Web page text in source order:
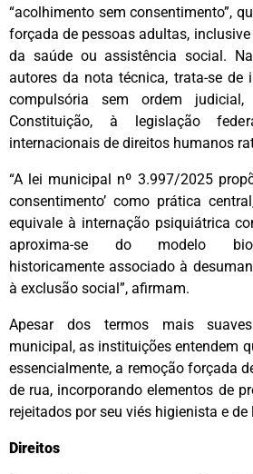
“acolhimento sem consentimento”,
forçada de pessoas adultas,
da saúde ou assistência social.
autores da nota técnica, trata-se de
compulsória sem ordem
Constituição, à legislação
internacionais de direitos humanos
“A lei municipal nº 3.997/2025
consentimento’ como prática
equivale à internação psiquiátrica
aproxima-se do modelo
historicamente associado à
à exclusão social”, afirmam.
Apesar dos termos mais
municipal, as instituições entendem
essencialmente, a remoção forçada
de rua, incorporando elementos de
rejeitados por seu viés higienista e
Direitos